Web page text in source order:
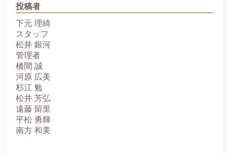
投稿者
下元 理綺
スタッフ
松井 銀河
管理者
橋間 誠
河原 広美
杉江 勉
松井 芳弘
遠藤 留里
平松 勇輝
南方 和美